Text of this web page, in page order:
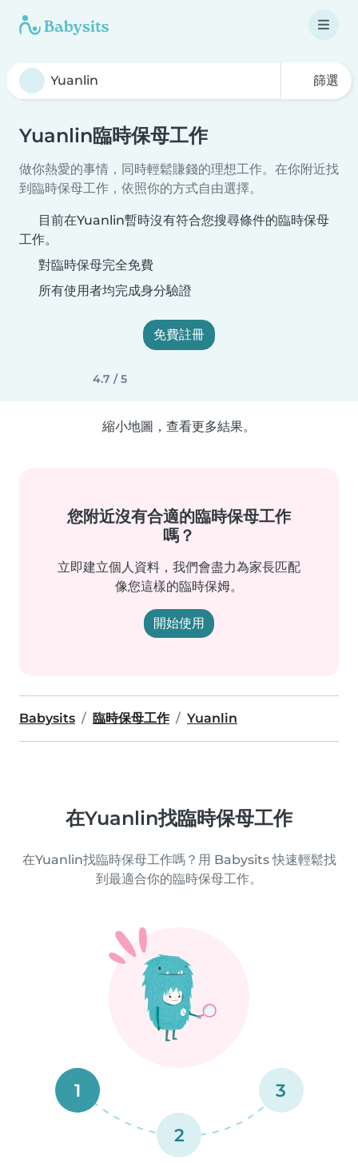
篩選
Yuanlin臨時保母工作
做你熱愛的事情，同時輕鬆賺錢的理想工作。在你附近找
到臨時保母工作，依照你的方式自由選擇。
目前在Yuanlin暫時沒有符合您搜尋條件的臨時保母
工作。
對臨時保母完全免費
所有使用者均完成身分驗證
免費註冊
4.7 / 5
縮小地圖，查看更多結果。
您附近沒有合適的臨時保母工作
嗎？
立即建立個人資料，我們會盡力為家長匹配
像您這樣的臨時保姆。
開始使用
Babysits 臨時保母工作 Yuanlin
在Yuanlin找臨時保母工作
在Yuanlin找臨時保母工作嗎？用 Babysits 快速輕鬆找
到最適合你的臨時保母工作。
1
2
3